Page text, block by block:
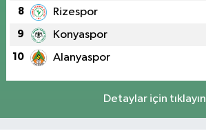
8 Rizespor
9 Konyaspor
10 Alanyaspor
Detaylar için tıklayın